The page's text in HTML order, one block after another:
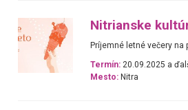
Nitrianske
Príjemné letné večery na
Termín: 20.09.2025 a
Mesto: Nitra